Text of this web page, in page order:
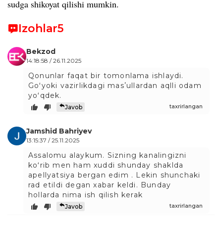
sudga shikoyat qilishi mumkin.
Izohlar5
Bekzod
14:18:58 / 26.11.2025
Qonunlar faqat bir tomonlama ishlaydi.
Goʻyoki vazirlikdagi masʼullardan aqlli odam
yoʻqdek.
taxrirlangan
Javob
Jamshid Bahriyev
13:15:37 / 25.11.2025
Assalomu alaykum. Sizning kanalingizni
koʻrib men ham xuddi shunday shaklda
apellyatsiya bergan edim . Lekin shunchaki
rad etildi degan xabar keldi. Bunday
hollarda nima ish qilish kerak
taxrirlangan
Javob